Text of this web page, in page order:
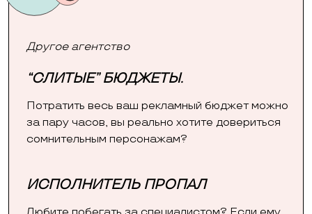
Другое агентство
“СЛИТЫЕ” БЮДЖЕТЫ.
Потратить весь ваш рекламный бюджет можно
за пару часов, вы реально хотите довериться
сомнительным персонажам?
ИСПОЛНИТЕЛЬ ПРОПАЛ